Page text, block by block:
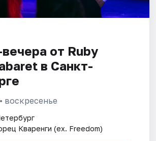
от Ruby
в Санкт-
• воскресенье
Кваренги (ex. Freedom)